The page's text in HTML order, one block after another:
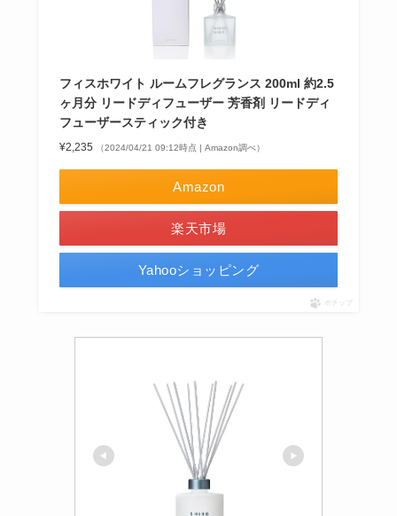
フィスホワイト ルームフレグランス 200ml 約2.5
ヶ月分 リードディフューザー 芳香剤 リードディ
フューザースティック付き
¥2,235 （2024/04/21 09:12時点 | Amazon調べ）
Amazon
楽天市場
Yahooショッピング
ポチップ